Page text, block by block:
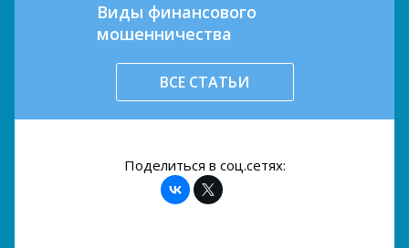
Виды финансового
мошенничества
ВСЕ СТАТЬИ
Поделиться в соц.сетях: